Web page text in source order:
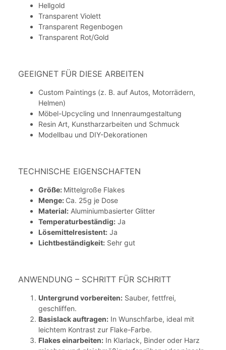
Hellgold
Transparent Violett
Transparent Regenbogen
Transparent Rot/Gold
GEEIGNET FÜR DIESE ARBEITEN
Custom Paintings (z. B. auf Autos, Motorrädern,
Helmen)
Möbel-Upcycling und Innenraumgestaltung
Resin Art, Kunstharzarbeiten und Schmuck
Modellbau und DIY-Dekorationen
TECHNISCHE EIGENSCHAFTEN
Größe: Mittelgroße Flakes
Menge: Ca. 25g je Dose
Material: Aluminiumbasierter Glitter
Temperaturbeständig: Ja
Lösemittelresistent: Ja
Lichtbeständigkeit: Sehr gut
ANWENDUNG – SCHRITT FÜR SCHRITT
Untergrund vorbereiten: Sauber, fettfrei,
geschliffen.
Basislack auftragen: In Wunschfarbe, ideal mit
leichtem Kontrast zur Flake-Farbe.
Flakes einarbeiten: In Klarlack, Binder oder Harz